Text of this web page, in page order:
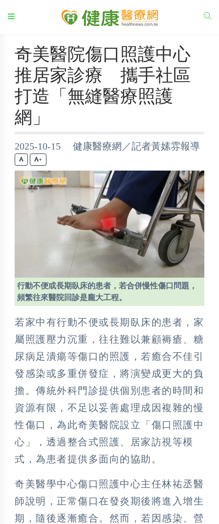
奇美醫院傷口照護中心
推居家診療 攜手社區
打造「無縫醫療照護
網」
2025-10-15 健康醫療網／記者黃嫊雰報導
+
行動不便或長期臥床的患者，若合併慢性傷口問題，
頻繁往來醫院回診是龐大工程。
若家中有行動不便或長期臥床的患者，家
屬照護壓力沉重，往往難以兼顧褥瘡、糖
尿病足潰瘍等傷口的照護，若癒合不佳引
發感染或多重併發症，將演變成更大的負
擔。傳統外科門診提供個別患者的時間和
資源有限，不足以妥善處理成因複雜的慢
性傷口，為此奇美醫院設立「傷口照護中
心」，透過整合式照護、居家訪視等模
式，為患者提供多面向的協助。
奇美醫學中心傷口照護中心主任林祐丞醫
師說明，正常傷口在發炎期後將進入增生
期，隨後逐漸癒合。然而，若因感染、營